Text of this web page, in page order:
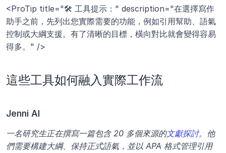
<ProTip title="🛠️ 工具提示：" description="在選擇寫作
助手之前，先列出您實際需要的功能，例如引用幫助、語氣
控制或大綱支援。有了清晰的目標，橫向對比就會變得容易
得多。" />
這些工具如何融入實際工作流
Jenni AI
一名研究生正在撰寫一篇包含 20 多個來源的文獻探討。他
們需要構建大綱、保持正式語氣，並以 APA 格式管理引用